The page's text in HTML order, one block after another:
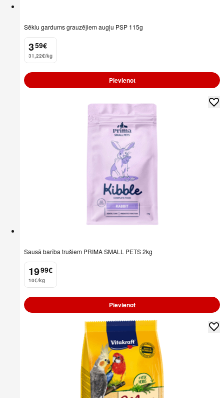
Sēklu gardums grauzējiem augļu PSP 115g
3
. 59€
31,22€/kg
Pievienot
Sausā barība trušiem PRIMA SMALL PETS 2kg
19
. 99€
10€/kg
Pievienot